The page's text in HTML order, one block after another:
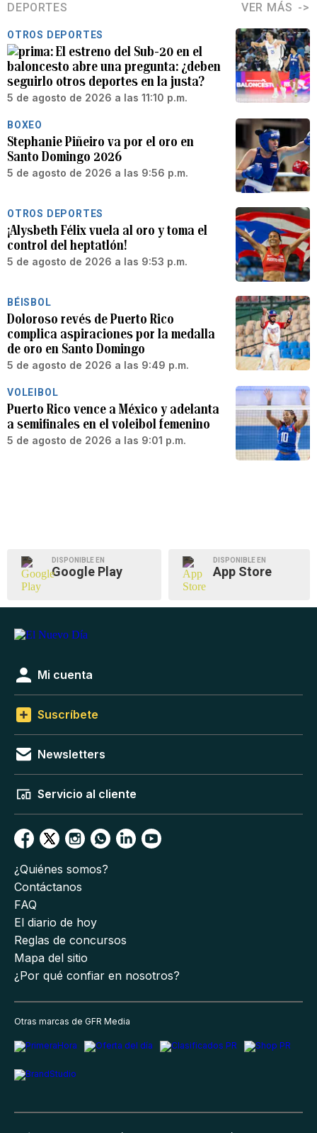
DEPORTES VER MÁS
OTROS DEPORTES
El estreno del Sub-20 en el
baloncesto abre una pregunta: ¿deben
seguirlo otros deportes en la justa?
5 de agosto de 2026 a las 11:10 p.m.
BOXEO
Stephanie Piñeiro va por el oro en
Santo Domingo 2026
5 de agosto de 2026 a las 9:56 p.m.
OTROS DEPORTES
¡Alysbeth Félix vuela al oro y toma el
control del heptatlón!
5 de agosto de 2026 a las 9:53 p.m.
BÉISBOL
Doloroso revés de Puerto Rico
complica aspiraciones por la medalla
de oro en Santo Domingo
5 de agosto de 2026 a las 9:49 p.m.
VOLEIBOL
Puerto Rico vence a México y adelanta
a semifinales en el voleibol femenino
5 de agosto de 2026 a las 9:01 p.m.
DISPONIBLE EN
Google Play
DISPONIBLE EN
App Store
Mi cuenta
Suscríbete
Newsletters
Servicio al cliente
¿Quiénes somos?
Contáctanos
FAQ
El diario de hoy
Reglas de concursos
Mapa del sitio
¿Por qué confiar en nosotros?
Otras marcas de GFR Media